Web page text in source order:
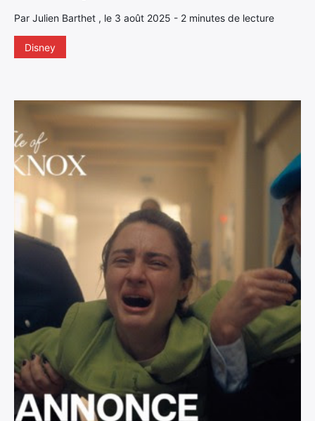
Par Julien Barthet , le 3 août 2025 - 2 minutes de lecture
Disney